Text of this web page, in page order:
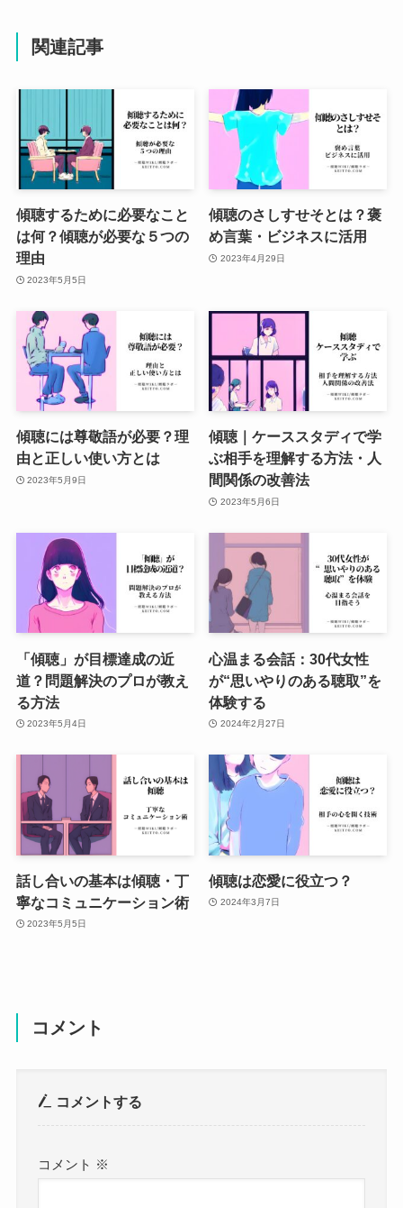
関連記事
傾聴するために必要なこと
は何？傾聴が必要な５つの
理由
2023年5月5日
傾聴のさしすせそとは？褒
め言葉・ビジネスに活用
2023年4月29日
傾聴には尊敬語が必要？理
由と正しい使い方とは
2023年5月9日
傾聴｜ケーススタディで学
ぶ相手を理解する方法・人
間関係の改善法
2023年5月6日
「傾聴」が目標達成の近
道？問題解決のプロが教え
る方法
2023年5月4日
心温まる会話：30代女性
が“思いやりのある聴取”を
体験する
2024年2月27日
話し合いの基本は傾聴・丁
寧なコミュニケーション術
2023年5月5日
傾聴は恋愛に役立つ？
2024年3月7日
コメント
コメントする
コメント ※